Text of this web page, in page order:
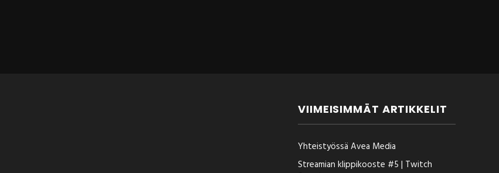
VIIMEISIMMÄT ARTIKKELIT
Yhteistyössä Avea Media
Streamian klippikooste #5 | Twitch